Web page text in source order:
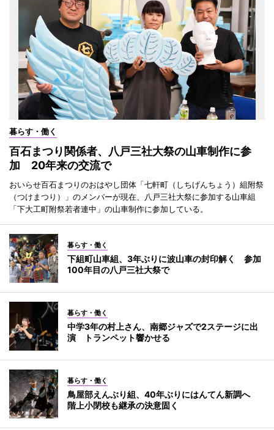
暮らす・働く
百石まつり関係者、八戸三社大祭の山車制作に参
加 20年来の交流で
おいらせ百石まつりのおはやし団体「七軒町（しちげんちょう）組附祭
（つけまつり）」のメンバーが現在、八戸三社大祭に参加する山車組
「下大工町附祭若者連中」の山車制作に参加している。
暮らす・働く
下組町山車組、3年ぶりに波山車の封印解く 参加
100年目の八戸三社大祭で
暮らす・働く
中学3年の村上さん、南郷ジャズで2ステージに出
演 トランペット響かせる
暮らす・働く
鳥屋部えんぶり組、40年ぶりにはんてん新調へ
階上小閉校も継承の決意固く